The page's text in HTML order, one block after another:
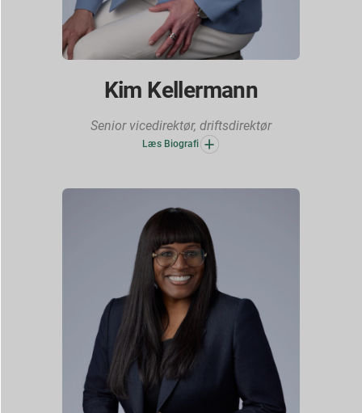
Kim Kellermann
Senior vicedirektør, driftsdirektør
Læs Biografi